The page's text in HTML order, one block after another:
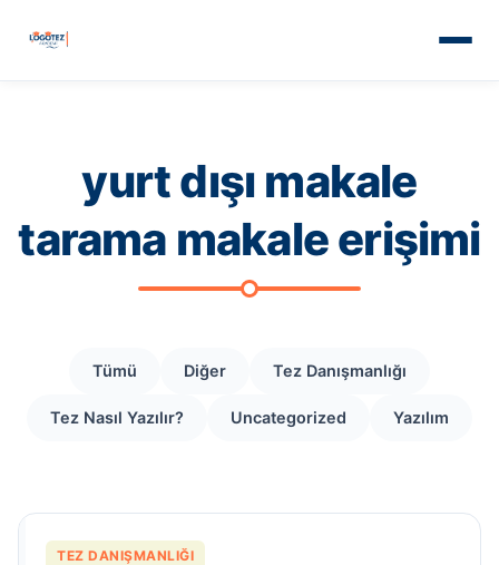
yurt dışı makale
tarama makale erişimi
Tümü Diğer Tez Danışmanlığı
Tez Nasıl Yazılır? Uncategorized Yazılım
TEZ DANIŞMANLIĞI